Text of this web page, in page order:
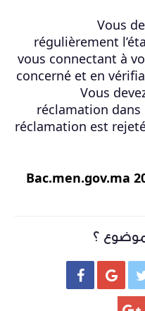
Vous
régulièrement
vous connectant à
concerné et en
Vous
réclamation
réclamation est
؟
 